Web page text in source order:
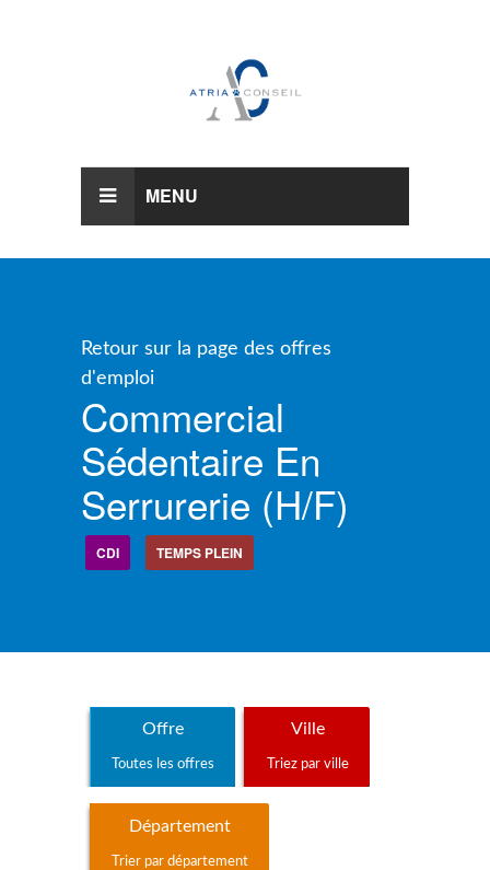
MENU
Retour sur la page des offres
d'emploi
Commercial
Sédentaire En
Serrurerie (h/f)
CDI TEMPS PLEIN
Offre
Toutes les offres
Ville
Triez par ville
Département
Trier par département